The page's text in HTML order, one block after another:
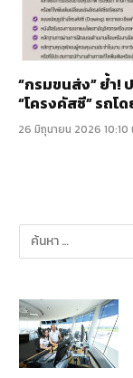
“กรมขนส่ง” ย้ำ!
“โครงคัสซี” รถโ
26 มิถุนายน 2026 10:10